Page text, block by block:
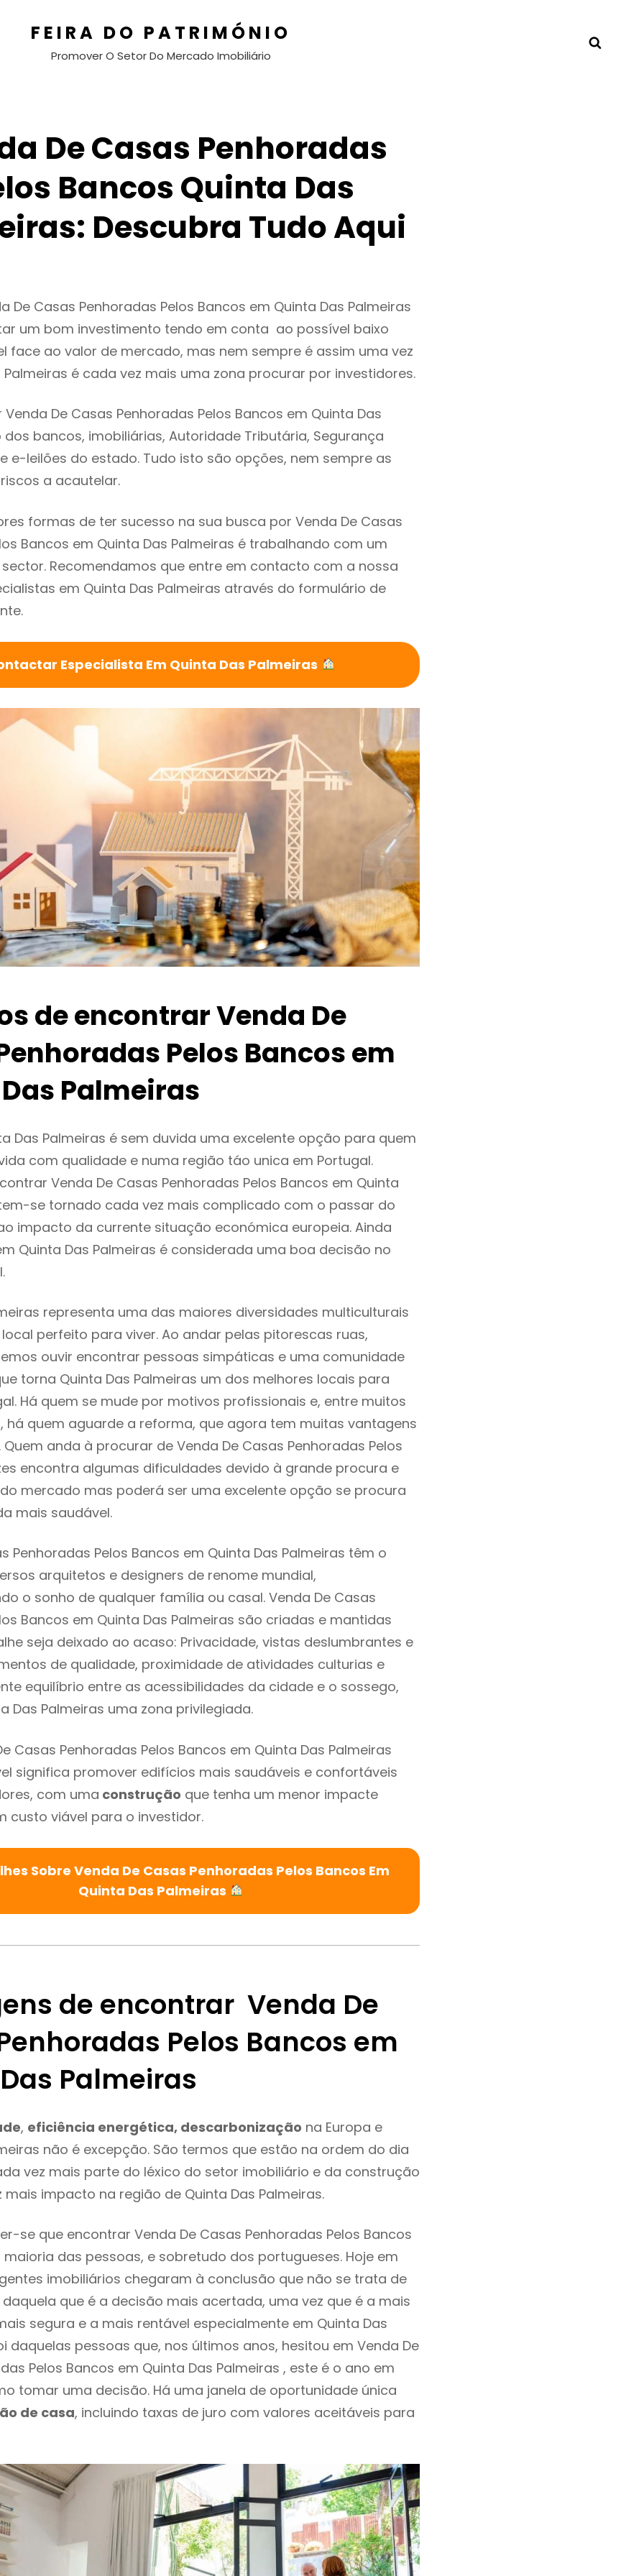
FEIRA DO PATRIMÓNIO
Promover O Setor Do Mercado Imobiliário
De Casas Penhoradas
Bancos Quinta Das
Descubra Tudo Aqui
De Casas Penhoradas Pelos Bancos em Quinta Das Palmeiras
um bom investimento tendo em conta ao possível baixo
face ao valor de mercado, mas nem sempre é assim uma vez
Palmeiras é cada vez mais uma zona procurar por investidores.
De Casas Penhoradas Pelos Bancos em Quinta Das
dos bancos, imobiliárias, Autoridade Tributária, Segurança
e-leilões do estado. Tudo isto são opções, nem sempre as
a acautelar.
formas de ter sucesso na sua busca por Venda De Casas
Bancos em Quinta Das Palmeiras é trabalhando com um
Recomendamos que entre em contacto com a nossa
em Quinta Das Palmeiras através do formulário de
Especialista Em Quinta Das Palmeiras
de encontrar Venda De
Pelos Bancos em
Palmeiras
Das Palmeiras é sem duvida uma excelente opção para quem
com qualidade e numa região táo unica em Portugal.
Venda De Casas Penhoradas Pelos Bancos em Quinta
se tornado cada vez mais complicado com o passar do
impacto da currente situação económica europeia. Ainda
Quinta Das Palmeiras é considerada uma boa decisão no
representa uma das maiores diversidades multiculturais
perfeito para viver. Ao andar pelas pitorescas ruas,
ouvir encontrar pessoas simpáticas e uma comunidade
torna Quinta Das Palmeiras um dos melhores locais para
Há quem se mude por motivos profissionais e, entre muitos
há quem aguarde a reforma, que agora tem muitas vantagens
anda à procurar de Venda De Casas Penhoradas Pelos
encontra algumas dificuldades devido à grande procura e
mercado mas poderá ser uma excelente opção se procura
mais saudável.
Penhoradas Pelos Bancos em Quinta Das Palmeiras têm o
arquitetos e designers de renome mundial,
o sonho de qualquer família ou casal. Venda De Casas
Bancos em Quinta Das Palmeiras são criadas e mantidas
seja deixado ao acaso: Privacidade, vistas deslumbrantes e
de qualidade, proximidade de atividades culturias e
equilíbrio entre as acessibilidades da cidade e o sossego,
Das Palmeiras uma zona privilegiada.
Casas Penhoradas Pelos Bancos em Quinta Das Palmeiras
significa promover edifícios mais saudáveis e confortáveis
com uma construção que tenha um menor impacte
custo viável para o investidor.
Sobre Venda De Casas Penhoradas Pelos Bancos Em
Quinta Das Palmeiras
de encontrar Venda De
Pelos Bancos em
Palmeiras
, eficiência energética, descarbonização na Europa e
não é excepção. São termos que estão na ordem do dia
vez mais parte do léxico do setor imobiliário e da construção
impacto na região de Quinta Das Palmeiras.
se que encontrar Venda De Casas Penhoradas Pelos Bancos
das pessoas, e sobretudo dos portugueses. Hoje em
imobiliários chegaram à conclusão que não se trata de
que é a decisão mais acertada, uma vez que é a mais
segura e a mais rentável especialmente em Quinta Das
daquelas pessoas que, nos últimos anos, hesitou em Venda De
Pelos Bancos em Quinta Das Palmeiras , este é o ano em
tomar uma decisão. Há uma janela de oportunidade única
de casa, incluindo taxas de juro com valores aceitáveis para